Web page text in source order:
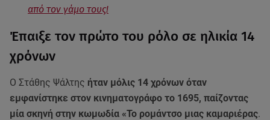
από τον γάμο τους!
Έπαιξε τον πρώτο του ρόλο σε ηλικία 14
χρόνων
Ο Στάθης Ψάλτης ήταν μόλις 14 χρόνων όταν
εμφανίστηκε στον κινηματογράφο το 1695, παίζοντας
μία σκηνή στην κωμωδία «Το ρομάντσο μιας καμαριέρας.